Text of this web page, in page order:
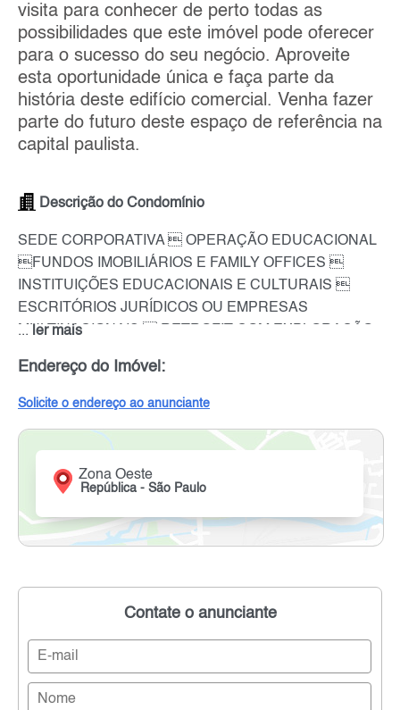
visita para conhecer de perto todas as
possibilidades que este imóvel pode oferecer
para o sucesso do seu negócio. Aproveite
esta oportunidade única e faça parte da
história deste edifício comercial. Venha fazer
parte do futuro deste espaço de referência na
capital paulista.
Descrição do Condomínio
SEDE CORPORATIVA  OPERAÇÃO EDUCACIONAL
FUNDOS IMOBILIÁRIOS E FAMILY OFFICES 
INSTITUIÇÕES EDUCACIONAIS E CULTURAIS 
ESCRITÓRIOS JURÍDICOS OU EMPRESAS
MULTINACIONAIS  RETROFIT COM EXPLORAÇÃO
RENDIMENTO COM EXPLORAÇÃO ATIVA, PASSIVA.
... ler mais
Endereço do Imóvel:
Solicite o endereço ao anunciante
Zona Oeste
República - São Paulo
Contate o anunciante